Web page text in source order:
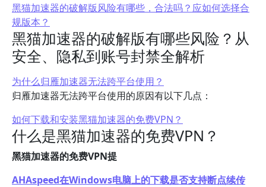
黑猫加速器的破解版风险有哪些，合法吗？应如何选择合
规版本？
黑猫加速器的破解版有哪些风险？从
安全、隐私到账号封禁全解析
为什么归雁加速器无法跨平台使用？
归雁加速器无法跨平台使用的原因有以下几点：
如何下载和安装黑猫加速器的免费VPN？
什么是黑猫加速器的免费VPN？
黑猫加速器的免费VPN提
AHAspeed在Windows电脑上的下载是否支持断点续传